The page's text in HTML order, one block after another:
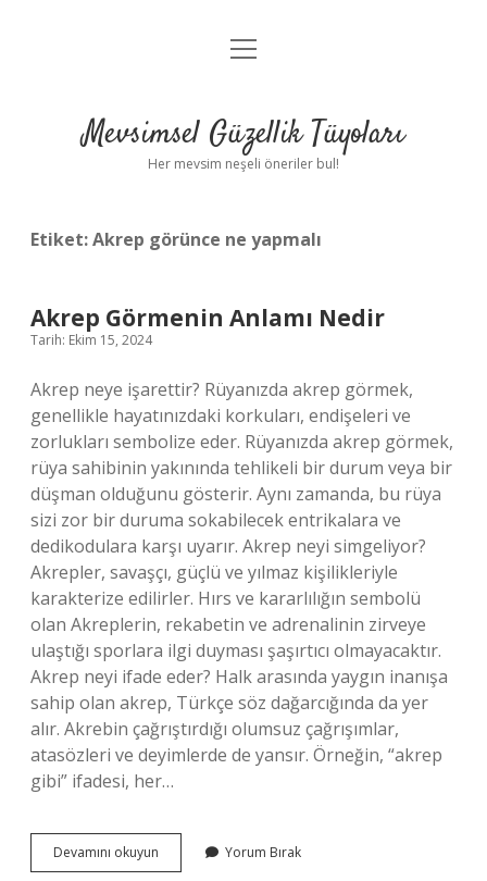
Anasayfa
Yasal Uyarı
menüyü
Mevsimsel Güzellik Tüyoları
Her mevsim neşeli öneriler bul!
Etiket:Akrep görünce ne yapmalı
Akrep Görmenin Anlamı Nedir
Tarih: Ekim 15, 2024
Akrep neye işarettir? Rüyanızda akrep görmek,
genellikle hayatınızdaki korkuları, endişeleri ve
zorlukları sembolize eder. Rüyanızda akrep görmek,
rüya sahibinin yakınında tehlikeli bir durum veya bir
düşman olduğunu gösterir. Aynı zamanda, bu rüya
sizi zor bir duruma sokabilecek entrikalara ve
dedikodulara karşı uyarır. Akrep neyi simgeliyor?
Akrepler, savaşçı, güçlü ve yılmaz kişilikleriyle
karakterize edilirler. Hırs ve kararlılığın sembolü
olan Akreplerin, rekabetin ve adrenalinin zirveye
ulaştığı sporlara ilgi duyması şaşırtıcı olmayacaktır.
Akrep neyi ifade eder? Halk arasında yaygın inanışa
sahip olan akrep, Türkçe söz dağarcığında da yer
alır. Akrebin çağrıştırdığı olumsuz çağrışımlar,
atasözleri ve deyimlerde de yansır. Örneğin, “akrep
gibi” ifadesi, her…
Devamını okuyun
Görmenin
Yorum Bırak